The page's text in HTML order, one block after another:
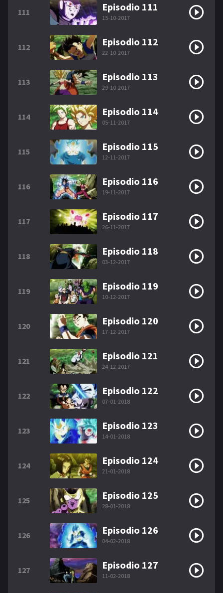
111 Episodio 111
15-10-2017
112 Episodio 112
22-10-2017
113 Episodio 113
29-10-2017
114 Episodio 114
05-11-2017
115 Episodio 115
12-11-2017
116 Episodio 116
19-11-2017
117 Episodio 117
26-11-2017
118 Episodio 118
03-12-2017
119 Episodio 119
10-12-2017
120 Episodio 120
17-12-2017
121 Episodio 121
24-12-2017
122 Episodio 122
07-01-2018
123 Episodio 123
14-01-2018
124 Episodio 124
21-01-2018
125 Episodio 125
28-01-2018
126 Episodio 126
04-02-2018
127 Episodio 127
11-02-2018